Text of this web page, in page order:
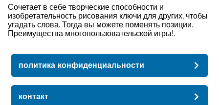
Сочетает в себе творческие способности и
изобретательность рисования ключи для других, чтобы
угадать слова. Тогда вы можете поменять позиции.
Преимущества многопользовательской игры!.
политика конфиденциальности
контакт